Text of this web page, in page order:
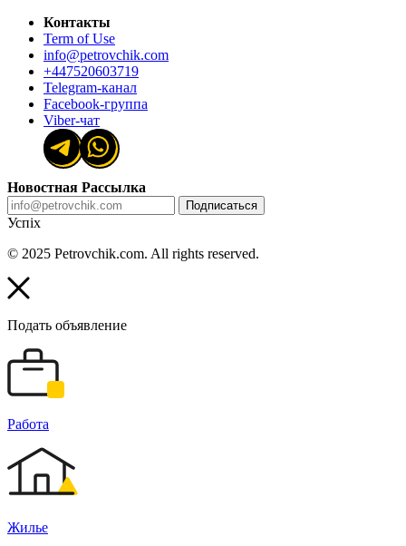
Контакты
Term of Use
info@petrovchik.com
+447520603719
Telegram-канал
Facebook-группа
Viber-чат
Новостная Рассылка
Подписаться
Успіх
© 2025 Petrovchik.com. All rights reserved.
Подать объявление
Работа
Жилье